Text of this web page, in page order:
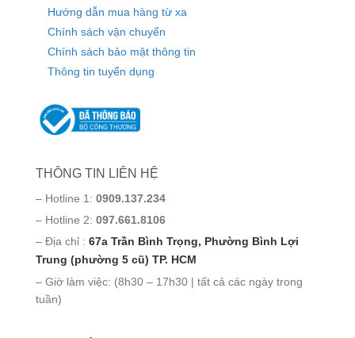
Hướng dẫn mua hàng từ xa
Chính sách vận chuyển
Chính sách bảo mật thông tin
Thông tin tuyển dụng
THÔNG TIN LIÊN HỆ
– Hotline 1: 0909.137.234
– Hotline 2: 097.661.8106
– Địa chỉ : 67a Trần Bình Trọng, Phường Bình Lợi
Trung (phường 5 cũ) TP. HCM
– Giờ làm việc: (8h30 – 17h30 | tất cả các ngày trong
tuần)